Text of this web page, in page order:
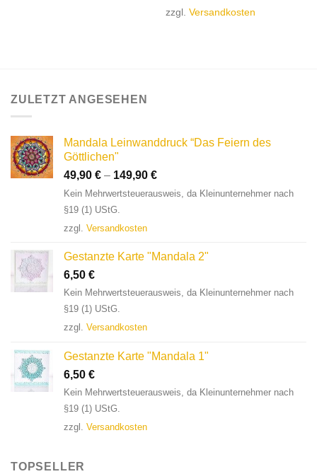
zzgl. Versandkosten
ZULETZT ANGESEHEN
Mandala Leinwanddruck “Das Feiern des
Göttlichen"
49,90 € – 149,90 €
Kein Mehrwertsteuerausweis, da Kleinunternehmer nach
§19 (1) UStG.
zzgl. Versandkosten
Gestanzte Karte "Mandala 2"
6,50 €
Kein Mehrwertsteuerausweis, da Kleinunternehmer nach
§19 (1) UStG.
zzgl. Versandkosten
Gestanzte Karte "Mandala 1"
6,50 €
Kein Mehrwertsteuerausweis, da Kleinunternehmer nach
§19 (1) UStG.
zzgl. Versandkosten
TOPSELLER